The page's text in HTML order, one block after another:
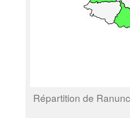
Répartition de